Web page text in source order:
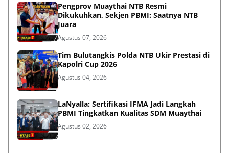
Pengprov Muaythai NTB Resmi
Dikukuhkan, Sekjen PBMI: Saatnya NTB
Juara
Agustus 07, 2026
Tim Bulutangkis Polda NTB Ukir Prestasi di
Kapolri Cup 2026
Agustus 04, 2026
LaNyalla: Sertifikasi IFMA Jadi Langkah
PBMI Tingkatkan Kualitas SDM Muaythai
Agustus 02, 2026